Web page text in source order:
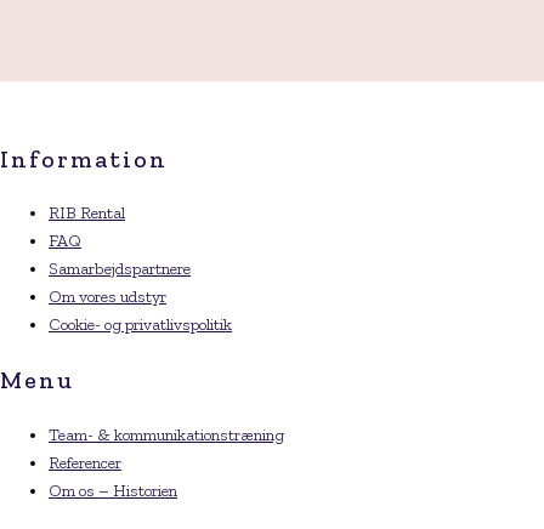
Information
RIB Rental
FAQ
Samarbejdspartnere
Om vores udstyr
Cookie- og privatlivspolitik
Menu
Team- & kommunikationstræning
Referencer
Om os – Historien